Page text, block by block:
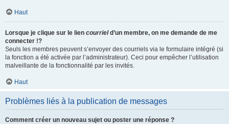
Haut
Lorsque je clique sur le lien courrield’un membre, on me demande de me
connecter !?
Seuls les membres peuvent s’envoyer des courriels via le formulaire intégré (si
la fonction a été activée par l’administrateur). Ceci pour empêcher l’utilisation
malveillante de la fonctionnalité par les invités.
Haut
Problèmes liés à la publication de messages
Comment créer un nouveau sujet ou poster une réponse ?